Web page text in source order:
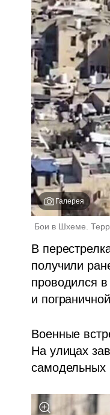
Галерея
Бои в Шхеме.
В
получили
проводился
и
Военные
На улицах
самодельных